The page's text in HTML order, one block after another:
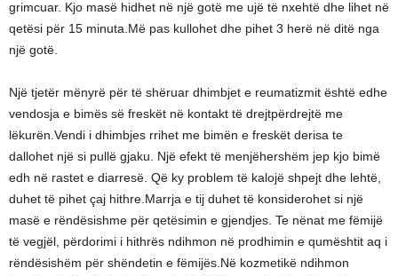
grimcuar. Kjo masë hidhet në një gotë me ujë të nxehtë dhe lihet në
qetësi për 15 minuta.Më pas kullohet dhe pihet 3 herë në ditë nga
një gotë.
Një tjetër mënyrë për të shëruar dhimbjet e reumatizmit është edhe
vendosja e bimës së freskët në kontakt të drejtpërdrejtë me
lëkurën.Vendi i dhimbjes rrihet me bimën e freskët derisa te
dallohet një si pullë gjaku. Një efekt të menjëhershëm jep kjo bimë
edh në rastet e diarresë. Që ky problem të kalojë shpejt dhe lehtë,
duhet të pihet çaj hithre.Marrja e tij duhet të konsiderohet si një
masë e rëndësishme për qetësimin e gjendjes. Te nënat me fëmijë
të vegjël, përdorimi i hithrës ndihmon në prodhimin e qumështit aq i
rëndësishëm për shëndetin e fëmijës.Në kozmetikë ndihmon